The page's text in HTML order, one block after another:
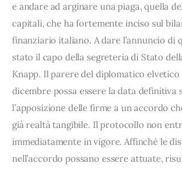
e andare ad arginare una piaga, quella
capitali, che ha fortemente inciso sul
finanziario italiano. A dare l’annuncio di
stato il capo della segreteria di Stato
Knapp. Il parere del diplomatico elvetico
dicembre possa essere la data definitiva
l’apposizione delle firme a un accordo
già realtà tangibile. Il protocollo non
immediatamente in vigore. Affinché le
nell’accordo possano essere attuate,